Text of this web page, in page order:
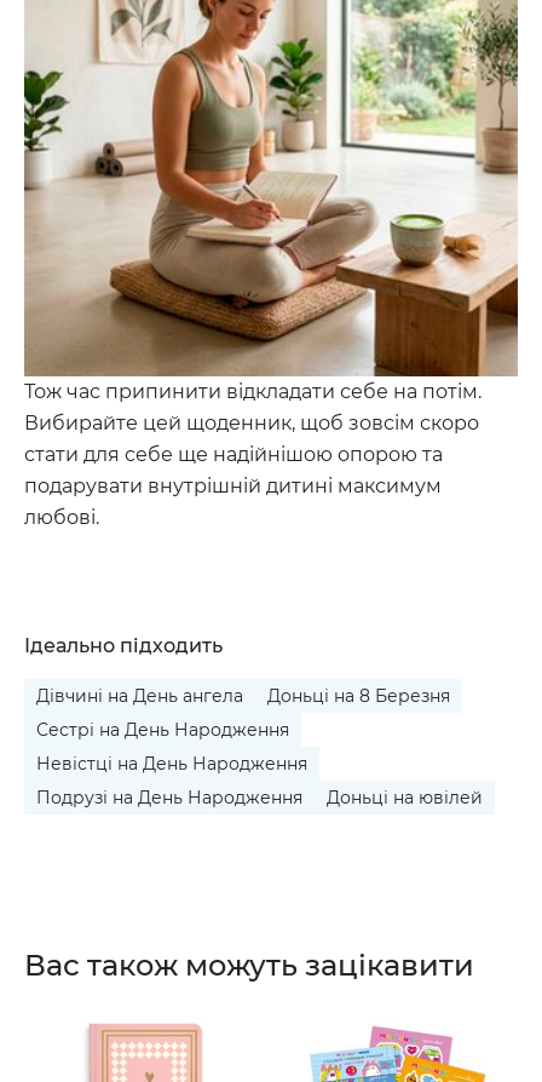
Тож час припинити відкладати себе на потім.
Вибирайте цей щоденник, щоб зовсім скоро
стати для себе ще надійнішою опорою та
подарувати внутрішній дитині максимум
любові.
Ідеально підходить
Дівчині на День ангела
Доньці на 8 Березня
Сестрі на День Народження
Невістці на День Народження
Подрузі на День Народження
Доньці на ювілей
Вас також можуть зацікавити